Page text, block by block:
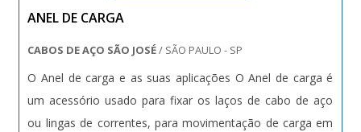
ANEL DE CARGA
CABOS DE AÇO SÃO JOSÉ/ SÃO PAULO - SP
O Anel de carga e as suas aplicações O Anel de carga é
um acessório usado para fixar os laços de cabo de aço
ou lingas de correntes, para movimentação de carga em